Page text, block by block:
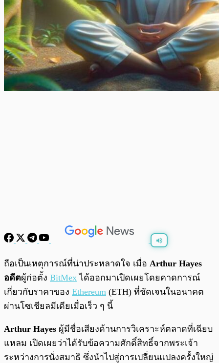
ถือเป็นเหตุการณ์ที่น่าประหลาดใจ เมื่อ Arthur Hayes
อดีตผู้ก่อตั้ง BitMex ได้ออกมาเปิดเผยโดยคาดการณ์
เกี่ยวกับราคาของ Ethereum (ETH) ที่ชัดเจนในอนาคต
ผ่านโซเชียลมีเดียเมื่อเร็ว ๆ นี้
Arthur Hayes ผู้มีชื่อเสียงด้านการวิเคราะห์ตลาดที่เฉียบ
แหลม เปิดเผยว่าได้รับข้อความศักดิ์สิทธิ์จากพระเจ้า
ระหว่างการนั่งสมาธิ ซึ่งนำไปสู่การเปลี่ยนแปลงครั้งใหญ่